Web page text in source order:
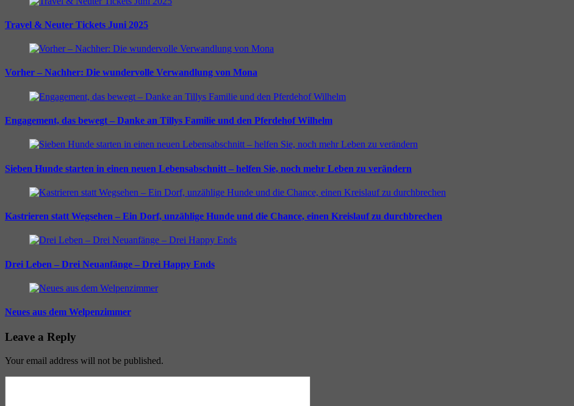
Travel & Neuter Tickets Juni 2025
Vorher – Nachher: Die wundervolle Verwandlung von Mona
Engagement, das bewegt – Danke an Tillys Familie und den Pferdehof Wilhelm
Sieben Hunde starten in einen neuen Lebensabschnitt – helfen Sie, noch mehr Leben zu verändern
Kastrieren statt Wegsehen – Ein Dorf, unzählige Hunde und die Chance, einen Kreislauf zu durchbrechen
Drei Leben – Drei Neuanfänge – Drei Happy Ends
Neues aus dem Welpenzimmer
Leave a Reply
Your email address will not be published.